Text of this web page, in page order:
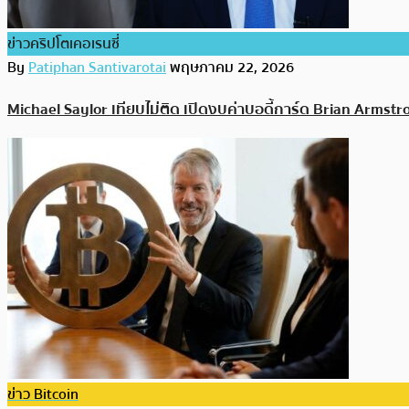
ข่าวคริปโตเคอเรนซี่
ByPatiphan Santivarotaiพฤษภาคม 22, 2026
Michael Saylor เทียบไม่ติด เปิดงบค่าบอดี้การ์ด Brian
ข่าว Bitcoin